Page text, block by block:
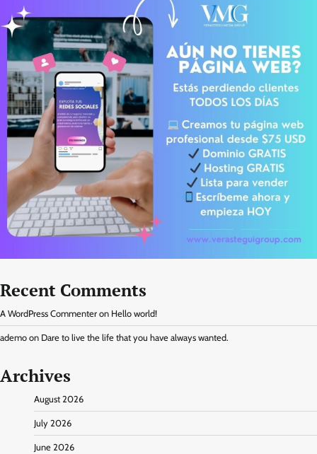
Recent Comments
A WordPress Commenter on Hello world!
ademo on Dare to live the life that you have always wanted.
Archives
August 2026
July 2026
June 2026